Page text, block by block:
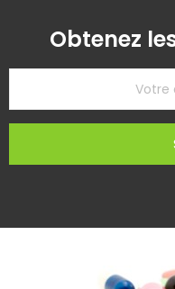
Obtenez